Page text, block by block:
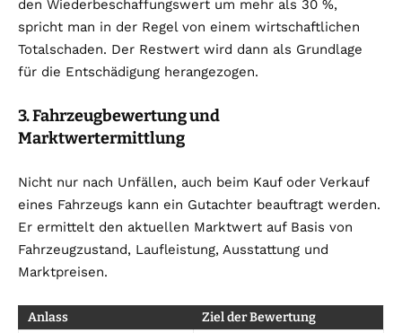
den Wiederbeschaffungswert um mehr als 30 %,
spricht man in der Regel von einem wirtschaftlichen
Totalschaden. Der Restwert wird dann als Grundlage
für die Entschädigung herangezogen.
3. Fahrzeugbewertung und
Marktwertermittlung
Nicht nur nach Unfällen, auch beim Kauf oder Verkauf
eines Fahrzeugs kann ein Gutachter beauftragt werden.
Er ermittelt den aktuellen Marktwert auf Basis von
Fahrzeugzustand, Laufleistung, Ausstattung und
Marktpreisen.
Anlass Ziel der Bewertung